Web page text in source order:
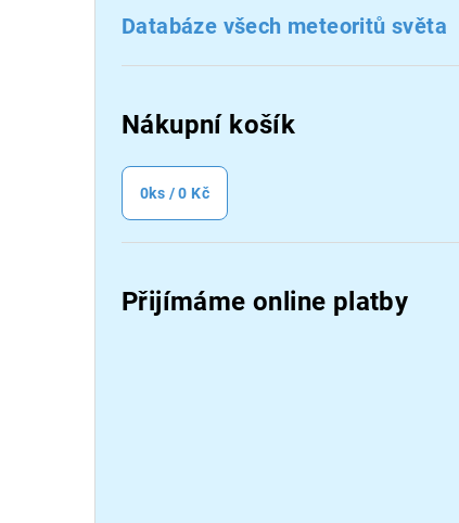
Databáze všech meteoritů světa
Nákupní košík
0ks /0 Kč
Přijímáme online platby